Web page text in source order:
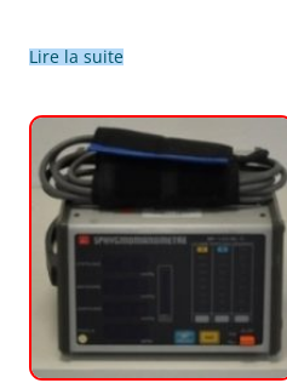
Lire la suite